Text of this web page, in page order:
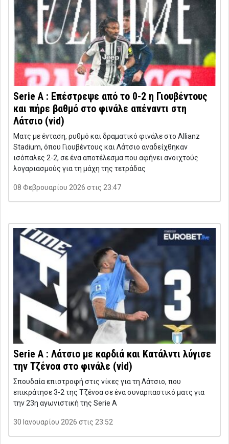
Serie A : Επέστρεψε από το 0-2 η Γιουβέντους
και πήρε βαθμό στο φινάλε απέναντι στη
Λάτσιο (vid)
Ματς με ένταση, ρυθμό και δραματικό φινάλε στο Allianz
Stadium, όπου Γιουβέντους και Λάτσιο αναδείχθηκαν
ισόπαλες 2-2, σε ένα αποτέλεσμα που αφήνει ανοιχτούς
λογαριασμούς για τη μάχη της τετράδας
08 Φεβρουαρίου 2026 στις 23:47
Serie A : Λάτσιο με καρδιά και Κατάλντι λύγισε
την Τζένοα στο φινάλε (vid)
Σπουδαία επιστροφή στις νίκες για τη Λάτσιο, που
επικράτησε 3-2 της Τζένοα σε ένα συναρπαστικό ματς για
την 23η αγωνιστική της Serie A
30 Ιανουαρίου 2026 στις 23:52